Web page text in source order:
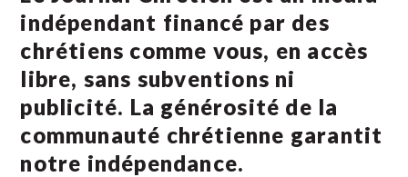
indépendant financé par des
chrétiens comme vous, en accès
libre, sans subventions ni
publicité. La générosité de la
communauté chrétienne garantit
notre indépendance.